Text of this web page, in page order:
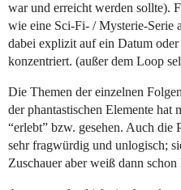
war und erreicht werden sollte).
wie eine Sci-Fi- / Mysterie-Serie
dabei explizit auf ein Datum
konzentriert. (außer dem Loop
Die Themen der einzelnen
der phantastischen Elemente hat
“erlebt” bzw. gesehen. Auch die
sehr fragwürdig und unlogisch;
Zuschauer aber weiß dann